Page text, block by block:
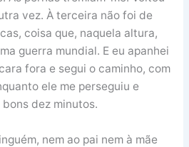
vez. À terceira não foi de
coisa que, naquela altura,
guerra mundial. E eu apanhei
fora e segui o caminho, com
ele me perseguiu e
dez minutos.
nem ao pai nem à mãe